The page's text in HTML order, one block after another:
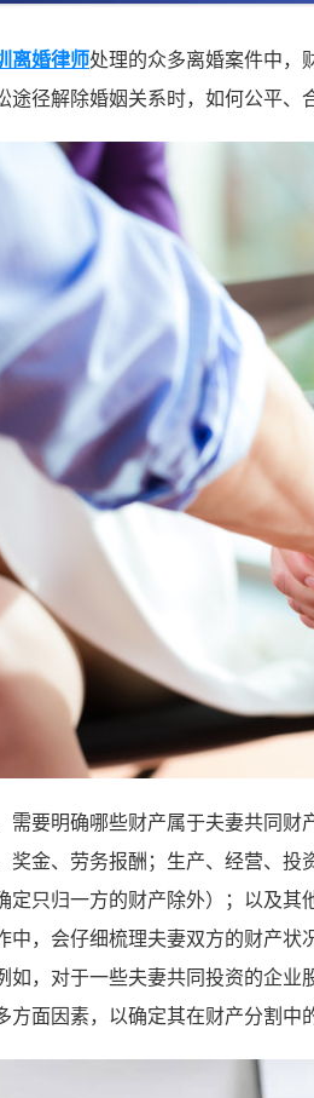
离婚律师处理的众多离婚案件中，
途径解除婚姻关系时，如何公平、
要明确哪些财产属于夫妻共同财
奖金、劳务报酬；生产、经营、
定只归一方的财产除外）；以及
中，会仔细梳理夫妻双方的财产
如，对于一些夫妻共同投资的企
方面因素，以确定其在财产分割中